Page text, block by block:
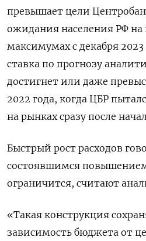
превышает цели
ожидания населения РФ на
максимумах с декабря
ставка по прогнозу
достигнет или даже
2022 года, когда ЦБР
на рынках сразу после
Быстрый рост расходов
состоявшимся
ограничится, считают
«Такая конструкция
зависимость бюджета от